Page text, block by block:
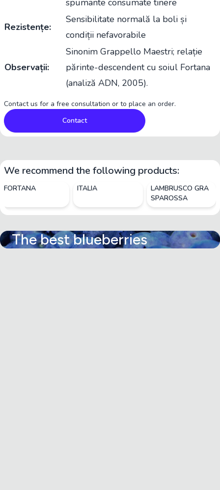
spumante consumate tinere
Rezistențe:
Sensibilitate normală la boli și
condiții nefavorabile
Observații:
Sinonim Grappello Maestri; relație
părinte-descendent cu soiul Fortana
(analiză ADN, 2005).
Contact us for a free consultation or to place an order.
Contact
We recommend the following products:
FORTANA ITALIA
LAMBRUSCO GRA
SPAROSSA
The best blueberries